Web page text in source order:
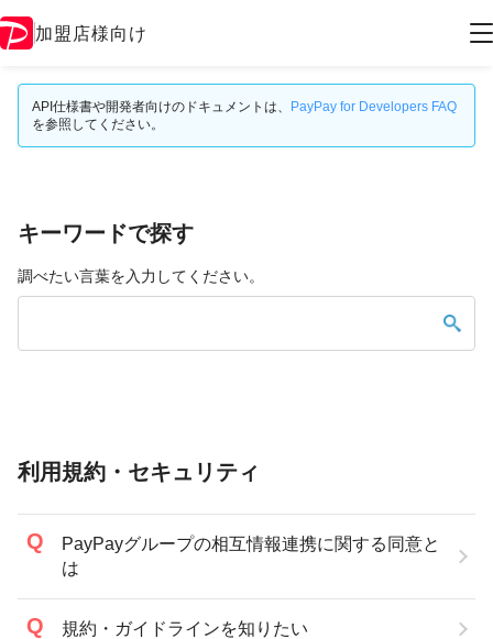
加盟店様向け
API仕様書や開発者向けのドキュメントは、
PayPay for Developers FAQ
を参照してください。
キーワードで探す
調べたい言葉を入力してください。
利用規約・セキュリティ
PayPayグループの相互情報連携に関する同意と
は
規約・ガイドラインを知りたい